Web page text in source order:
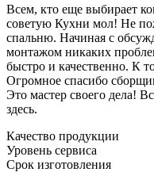
Всем, кто еще выбирает
советую Кухни мол! Не
спальню. Начиная с
монтажом никаких
быстро и качественно. К
Огромное спасибо
Это мастер своего дела!
здесь.
Качество продукции
Уровень сервиса
Срок изготовления